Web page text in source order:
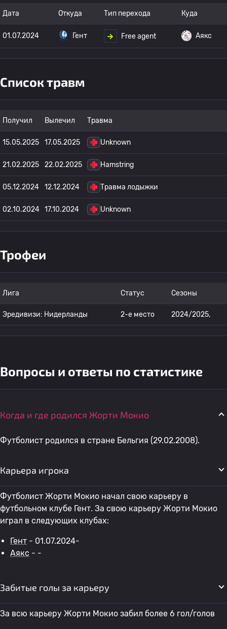
Дата Откуда Тип перехода Куда
01.07.2024 Гент Free agent Аякс
Список травм
Получил Вылечил Травма
15.05.2025 17.05.2025 Unknown
21.02.2025 22.02.2025 Hamstring
05.12.2024 12.12.2024 Травма лодыжки
02.10.2024 17.10.2024 Unknown
Трофеи
Лига Статус Сезоны
Эредивизи: Нидерланды 2-е место 2024/2025,
Вопросы и ответы по статистике
Когда и где родился Жорти Мокио
Футболист родился в стране Бельгия (29.02.2008).
Карьера игрока
Футболист Жорти Мокио начал свою карьеру в
футбольном клубе Гент. За свою карьеру Жорти Мокио
играл в следующих клубах:
Гент - 01.07.2024-
Аякс - -
Забитые голы за карьеру
За всю карьеру Жорти Мокио забил более 6 гол/голов